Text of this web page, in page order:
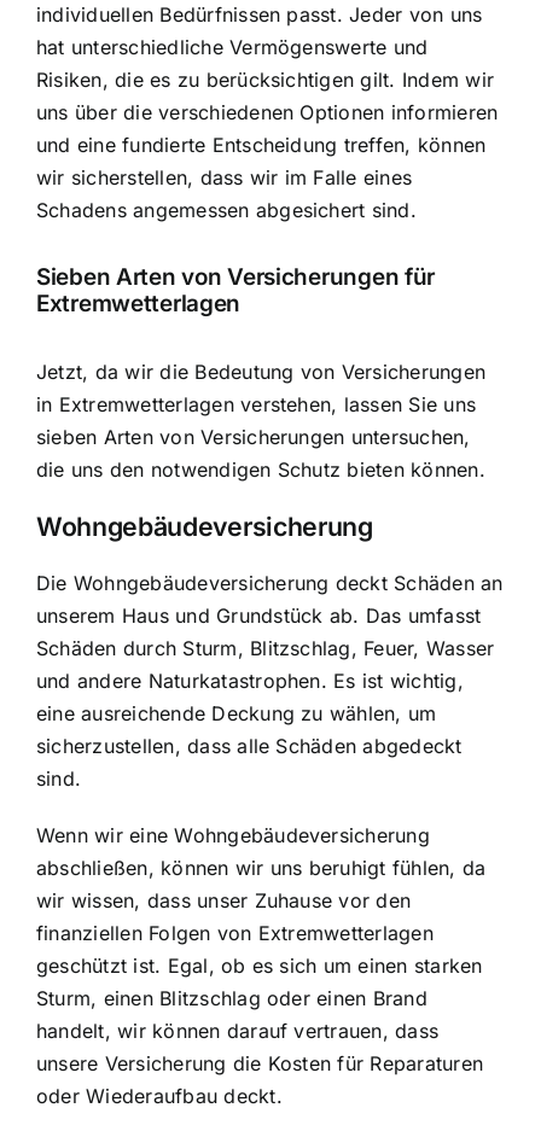
individuellen Bedürfnissen passt. Jeder von uns
hat unterschiedliche Vermögenswerte und
Risiken, die es zu berücksichtigen gilt. Indem wir
uns über die verschiedenen Optionen informieren
und eine fundierte Entscheidung treffen, können
wir sicherstellen, dass wir im Falle eines
Schadens angemessen abgesichert sind.
Sieben Arten von Versicherungen für
Extremwetterlagen
Jetzt, da wir die Bedeutung von Versicherungen
in Extremwetterlagen verstehen, lassen Sie uns
sieben Arten von Versicherungen untersuchen,
die uns den notwendigen Schutz bieten können.
Wohngebäudeversicherung
Die Wohngebäudeversicherung deckt Schädenan
unserem Haus und Grundstück ab. Das umfasst
Schäden durch Sturm, Blitzschlag, Feuer, Wasser
und andere Naturkatastrophen. Es ist wichtig,
eine ausreichende Deckung zu wählen, um
sicherzustellen, dass alle Schäden abgedeckt
sind.
Wenn wir eine Wohngebäudeversicherung
abschließen, können wir uns beruhigt fühlen, da
wir wissen, dass unser Zuhause vor den
finanziellen Folgen von Extremwetterlagen
geschützt ist. Egal, ob es sich um einen starken
Sturm, einen Blitzschlag oder einen Brand
handelt, wir können darauf vertrauen, dass
unsere Versicherung die Kosten für Reparaturen
oder Wiederaufbau deckt.